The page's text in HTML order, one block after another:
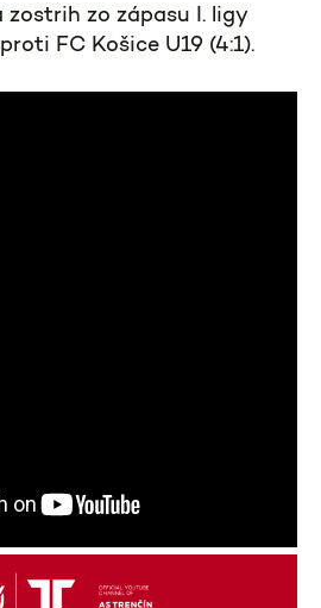
zostrih zo zápasu I. ligy
FC Košice U19 (4:1).